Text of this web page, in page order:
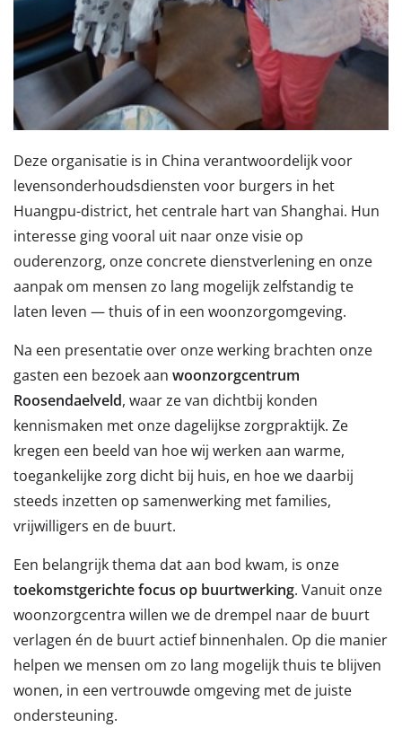
Deze organisatie is in China verantwoordelijk voor
levensonderhoudsdiensten voor burgers in het
Huangpu-district, het centrale hart van Shanghai. Hun
interesse ging vooral uit naar onze visie op
ouderenzorg, onze concrete dienstverlening en onze
aanpak om mensen zo lang mogelijk zelfstandig te
laten leven — thuis of in een woonzorgomgeving.
Na een presentatie over onze werking brachten onze
gasten een bezoek aan woonzorgcentrum
Roosendaelveld, waar ze van dichtbij konden
kennismaken met onze dagelijkse zorgpraktijk. Ze
kregen een beeld van hoe wij werken aan warme,
toegankelijke zorg dicht bij huis, en hoe we daarbij
steeds inzetten op samenwerking met families,
vrijwilligers en de buurt.
Een belangrijk thema dat aan bod kwam, is onze
toekomstgerichte focus op buurtwerking. Vanuit onze
woonzorgcentra willen we de drempel naar de buurt
verlagen én de buurt actief binnenhalen. Op die manier
helpen we mensen om zo lang mogelijk thuis te blijven
wonen, in een vertrouwde omgeving met de juiste
ondersteuning.